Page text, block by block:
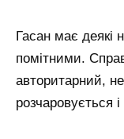
Гасан має деякі
помітними.
авторитарний,
розчаровується